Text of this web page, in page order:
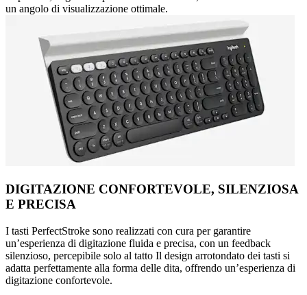
un angolo di visualizzazione ottimale.
DIGITAZIONE CONFORTEVOLE, SILENZIOSA
E PRECISA
I tasti PerfectStroke sono realizzati con cura per garantire
un’esperienza di digitazione fluida e precisa, con un feedback
silenzioso, percepibile solo al tatto Il design arrotondato dei tasti si
adatta perfettamente alla forma delle dita, offrendo un’esperienza di
digitazione confortevole.